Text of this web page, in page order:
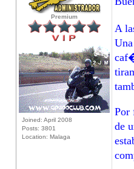
Premium
Joined: April 2008
Posts: 3801
Location: Malaga
A
Por
de